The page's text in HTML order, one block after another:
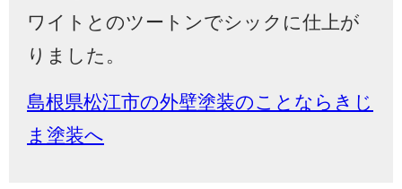
ワイトとのツートンでシックに仕上が
りました。
島根県松江市の外壁塗装のことならきじ
ま塗装へ